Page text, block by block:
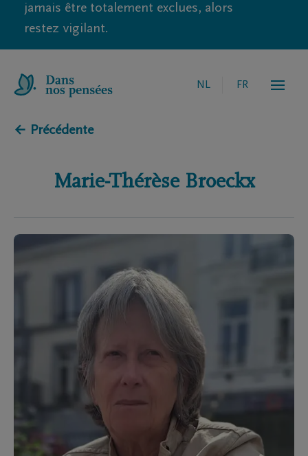
jamais être totalement exclues, alors
restez vigilant.
NL FR
← Précédente
Marie-Thérèse Broeckx